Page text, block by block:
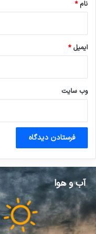
نام*
ایمیل*
وب‌ سایت
آب و هوا